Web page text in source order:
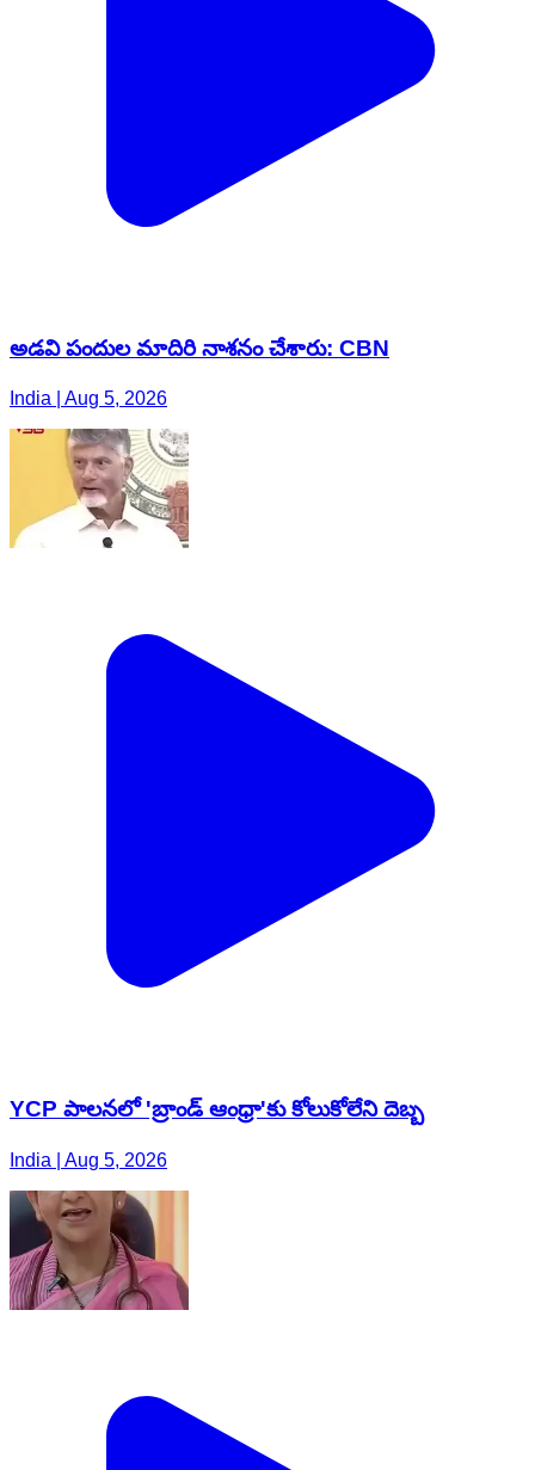
అడవి పందుల మాదిరి నాశనం చేశారు: CBN
India | Aug 5, 2026
YCP పాలనలో 'బ్రాండ్ ఆంధ్రా'కు కోలుకోలేని దెబ్బ
India | Aug 5, 2026